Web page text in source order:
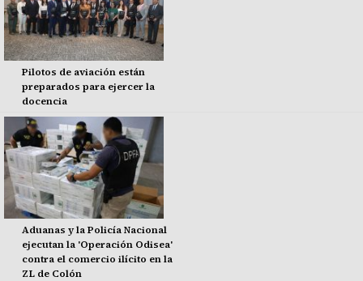
Pilotos de aviación están
preparados para ejercer la
docencia
Aduanas y la Policía Nacional
ejecutan la 'Operación Odisea'
contra el comercio ilícito en la
ZL de Colón